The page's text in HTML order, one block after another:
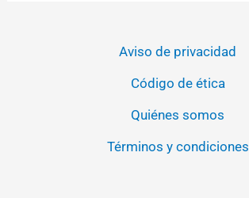
Aviso de privacidad
Código de ética
Quiénes somos
Términos y condiciones